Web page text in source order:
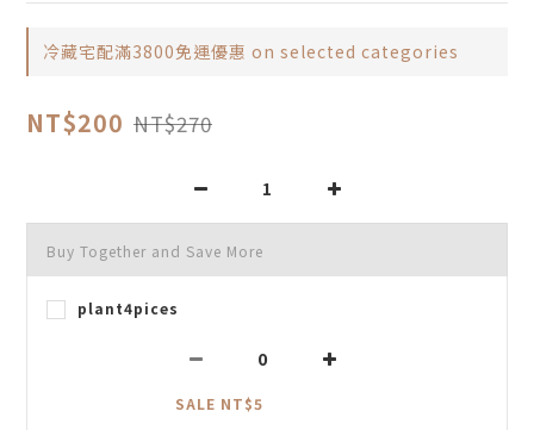
冷藏宅配滿3800免運優惠 on selected categories
NT$200 NT$270
Buy Together and Save More
plant4pices
SALE NT$5